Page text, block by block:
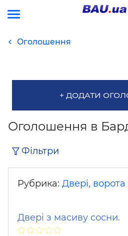
Оголошення
+ ДОДАТИ
Оголошення в
Фільтри
Рубрика: Двері, ворота
Двері з масиву сосни.